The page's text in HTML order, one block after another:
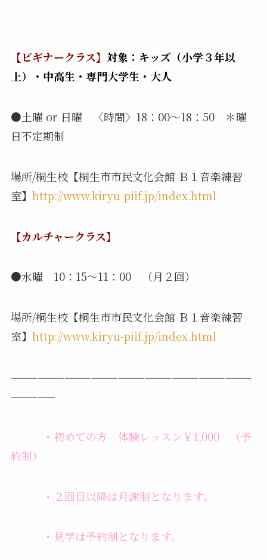
【ビギナークラス】 対象：キッズ（小学３年以
上）・中高生・専門大学生・大人
●土曜 or 日曜 〈時間〉18：00～18：50 ＊曜
日不定期制
場所/桐生校【桐生市市民文化会館 Ｂ１音楽練習
室】 http://www.kiryu-piif.jp/index.html
【カルチャークラス】
●水曜 10：15～11：00 （月２回）
場所/桐生校【桐生市市民文化会館 Ｂ１音楽練習
室】 http://www.kiryu-piif.jp/index.html
———————————————————————————
—————
・初めての方 体験レッスン￥1,000 （予
約制）
・２回目以降は月謝制となります。
・見学は予約制となります。